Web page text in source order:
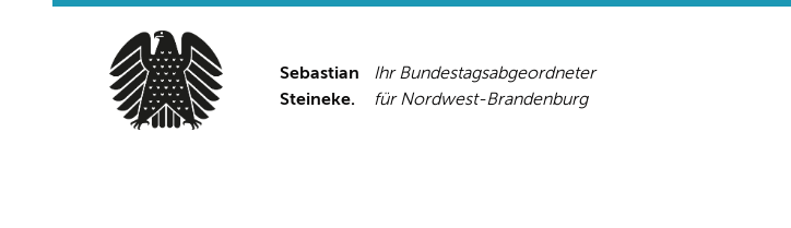
Sebastian
Steineke.
Ihr Bundestagsabgeordneter
für Nordwest-Brandenburg